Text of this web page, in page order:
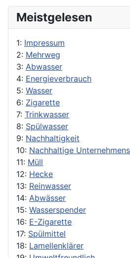
Meistgelesen
1: Impressum
2: Mehrweg
3: Abwasser
4: Energieverbrauch
5: Wasser
6: Zigarette
7: Trinkwasser
8: Spülwasser
9: Nachhaltigkeit
10: Nachhaltige
11: Müll
12: Hecke
13: Reinwasser
14: Abwässer
15: Wasserspender
16: E-Zigarette
17: Spülmittel
18: Lamellenklärer